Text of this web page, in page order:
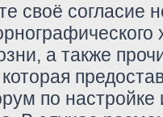
своё согласие
а также
по